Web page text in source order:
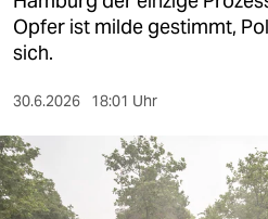
gesellschaft
kultur
sport
berlin
nord
Opfer ist milde gestimmt,
sich.
30.6.2026 18:01 Uhr